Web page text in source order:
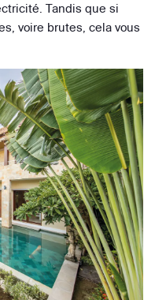
Tandis que si
voire brutes, cela vous